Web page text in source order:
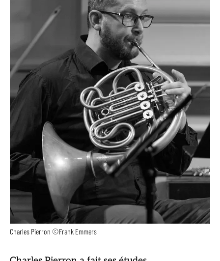
Charles Pierron ©Frank Emmers